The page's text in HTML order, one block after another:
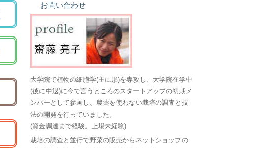
お問い合わせ
大学院で植物の細胞学(主に形)を専攻し、大学院在学中
(後に中退)に今で言うところのスタートアップの初期メ
ンバーとして参画し、農薬を使わない栽培の調査と技
法の開発を行っていました。
(資金調達まで経験。上場未経験)
栽培の調査と並行で野菜の販売からネットショップの